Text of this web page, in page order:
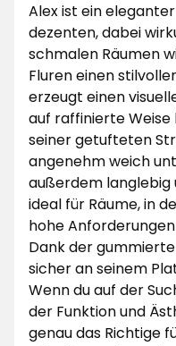
Alex ist ein
dezenten, dabei
schmalen Räumen
Fluren einen
erzeugt einen
auf raffinierte Weise
seiner getufteten
angenehm weich
außerdem langlebig
ideal für Räume, in
hohe
Dank der
sicher an seinem
Wenn du auf der
der Funktion und
genau das Richtige